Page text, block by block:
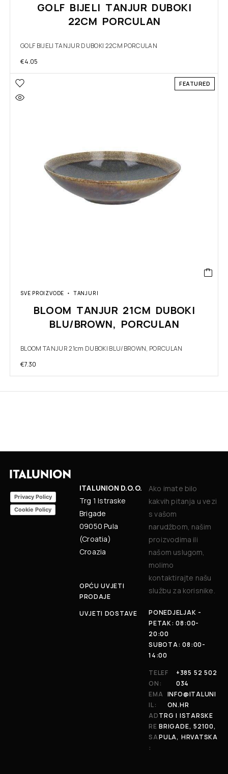
GOLF BIJELI TANJUR DUBOKI
22CM PORCULAN
GOLF BIJELI TANJUR DUBOKI 22CM PORCULAN
€4.05
FEATURED
SVE PROIZVODE TANJURI
BLOOM TANJUR 21CM DUBOKI
BLU/BROWN, PORCULAN
BLOOM TANJUR 21cm DUBOKI BLU/BROWN, PORCULAN
€7.30
Privacy Policy
Cookie Policy
ITALUNION D.O.O.
Trg 1 Istraske
Brigade
09050 Pula
(Croatia)
Croazia
OPĆU UVJETI
PRODAJE
UVJETI DOSTAVE
Ako imate bilo
kakvih pitanja u vezi
s vašom
narudžbom, našim
proizvodima ili
našom uslugom,
molimo
kontaktirajte našu
službu za korisnike.
PONEDJELJAK -
PETAK: 08:00-
20:00
SUBOTA: 08:00-
14:00
TELEF
ON:
+385 52 502
034
EMA
IL:
INFO@ITALUNI
ON.HR
AD
RE
SA
:
TRG I ISTARSKE
BRIGADE, 52100,
PULA, HRVATSKA